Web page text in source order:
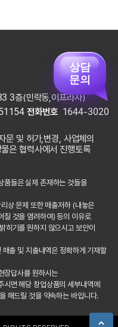
3층(민락동,이프라자)
전화번호 1644-3020
문 및 허가,변경, 사업체의
은 협력사에서 진행토록
품들은 실제 존재하는 것들을
상 문제 또한 매출저하 (내놓은
질 것을 염려하여) 등의 이유로
히기를 원하지 않으시고 보안이
출 및 지출내역은 정확하게 기재할
장답사를 원하시는
면 해당 창업상품의 세부내역에
해드릴 것을 약속하는 바입니다.
상담
문의